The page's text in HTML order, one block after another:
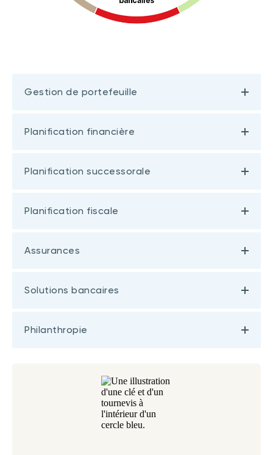
Gestion de portefeuille
Planification financière
Planification successorale
Planification fiscale
Assurances
Solutions bancaires
Philanthropie